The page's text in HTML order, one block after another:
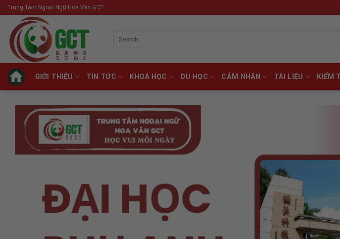
Skip
to
content
Trung Tâm Ngoại Ngữ Hoa Văn GCT
GIỚI THIỆU TIN TỨC KHOÁ HỌC DU HỌC CẢM NHẬN TÀI LIỆU KIỂM